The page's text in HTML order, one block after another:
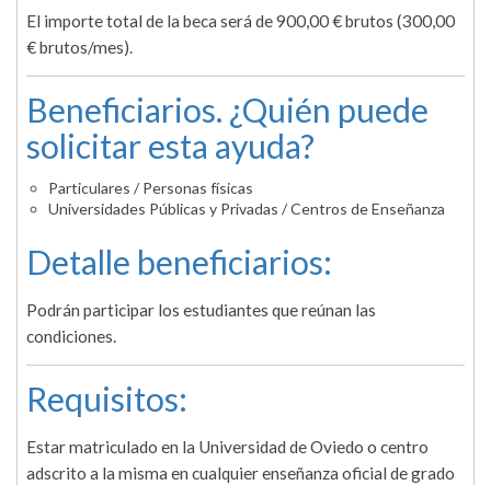
El importe total de la beca será de 900,00 € brutos (300,00
€ brutos/mes).
Beneficiarios. ¿Quién puede
solicitar esta ayuda?
Particulares / Personas físicas
Universidades Públicas y Privadas / Centros de Enseñanza
Detalle beneficiarios:
Podrán participar los estudiantes que reúnan las
condiciones.
Requisitos:
Estar matriculado en la Universidad de Oviedo o centro
adscrito a la misma en cualquier enseñanza oficial de grado